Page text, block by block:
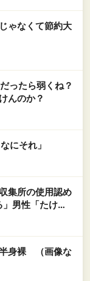
ゃなくて節約大
ったら弱くね？
んのか？
にそれ」
集所の使用認め
男性「たけー
半身裸 （画像な